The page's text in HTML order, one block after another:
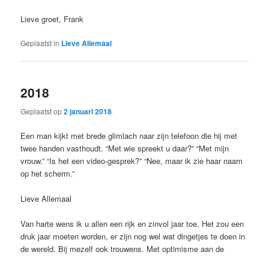
Lieve groet, Frank
Geplaatst in Lieve Allemaal
2018
Geplaatst op2 januari 2018
Een man kijkt met brede glimlach naar zijn telefoon die hij met
twee handen vasthoudt. “Met wie spreekt u daar?” “Met mijn
vrouw.” “Is het een video-gesprek?” “Nee, maar ik zie haar naam
op het scherm.”
Lieve Allemaal
Van harte wens ik u allen een rijk en zinvol jaar toe. Het zou een
druk jaar moeten worden, er zijn nog wel wat dingetjes te doen in
de wereld. Bij mezelf ook trouwens. Met optimisme aan de